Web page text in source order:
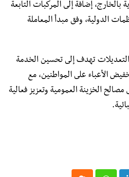
إضافة إلى المركبات التابعة
الدولية، وفق مبدأ المعاملة
التعديلات تهدف إلى تحسين الخدمة
الأعباء على المواطنين، مع
الخزينة العمومية وتعزيز فعالية